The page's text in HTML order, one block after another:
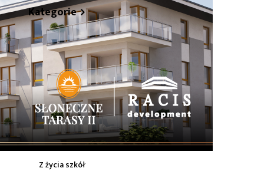
Kategorie
Z życia miasta
Sport
Kultura
Wiadomości z regionu
Z życia szkół